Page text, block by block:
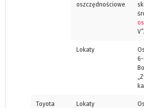
oszczędnościowe
V”.
Lokaty
Toyota
Lokaty